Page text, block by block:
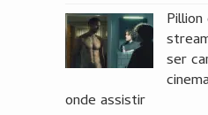
ser
onde assistir